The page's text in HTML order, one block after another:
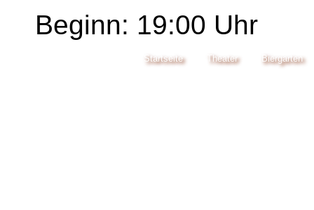
Beginn: 19:00 Uhr
Startseite Theater Biergarten